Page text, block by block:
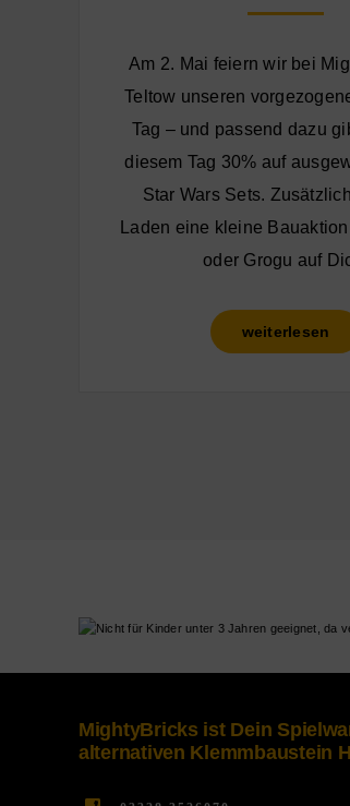
Am 2. Mai feiern wir bei
Teltow unseren
Tag – und passend dazu
diesem Tag 30% auf
Star Wars Sets.
Laden eine kleine
oder Grogu auf
weiterlesen
MightyBricks ist Dein
alternativen Klemmbaustein